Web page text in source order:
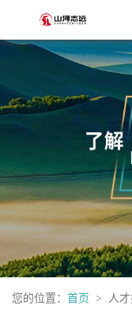
您的位置： 首页 人